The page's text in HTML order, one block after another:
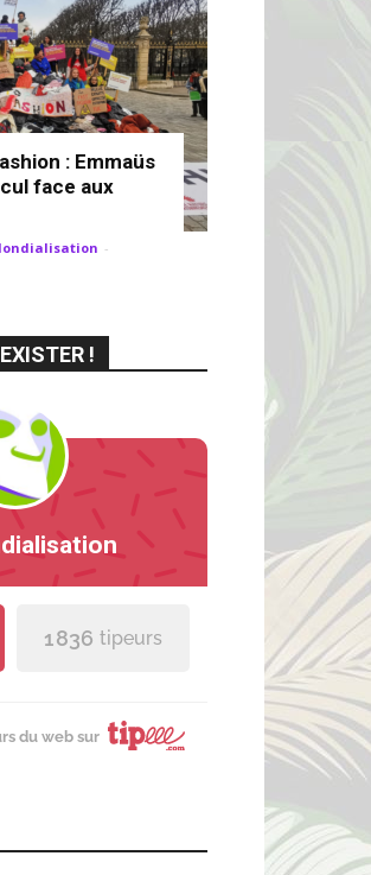
: Emmaüs
face aux
-
!
1 836 tipeurs
du web sur